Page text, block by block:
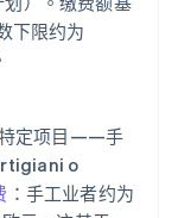
下限约为
特定项目——手
o
：手工业者约为